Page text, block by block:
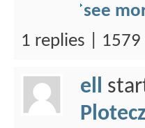
see
1 replies | 1579
ell